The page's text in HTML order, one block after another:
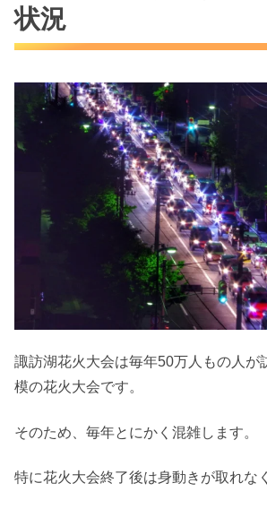
状況
諏訪湖花火大会は毎年50万人もの人が
模の花火大会です。
そのため、毎年とにかく混雑します。
特に花火大会終了後は身動きが取れな